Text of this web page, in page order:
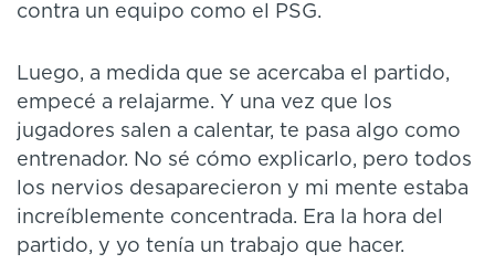
contra un equipo como el PSG.
Luego, a medida que se acercaba el partido,
empecé a relajarme. Y una vez que los
jugadores salen a calentar, te pasa algo como
entrenador. No sé cómo explicarlo, pero todos
los nervios desaparecieron y mi mente estaba
increíblemente concentrada. Era la hora del
partido, y yo tenía un trabajo que hacer.